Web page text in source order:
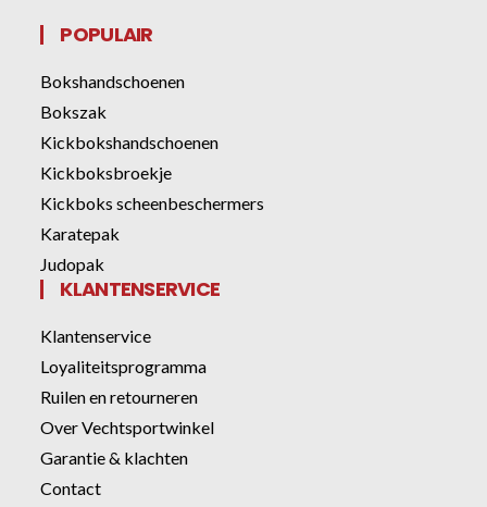
POPULAIR
Bokshandschoenen
Bokszak
Kickbokshandschoenen
Kickboksbroekje
Kickboks scheenbeschermers
Karatepak
Judopak
KLANTENSERVICE
Klantenservice
Loyaliteitsprogramma
Ruilen en retourneren
Over Vechtsportwinkel
Garantie & klachten
Contact